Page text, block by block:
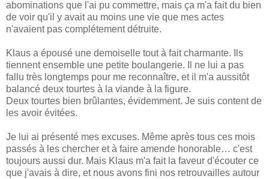
abominations que l'ai pu commettre, mais ça m'a fait du bien
de voir qu'il y avait au moins une vie que mes actes
n'avaient pas complétement détruite.
Klaus a épousé une demoiselle tout à fait charmante. Ils
tiennent ensemble une petite boulangerie. Il ne lui a pas
fallu très longtemps pour me reconnaître, et il m'a aussitôt
balancé deux tourtes à la viande à la figure.
Deux tourtes bien brûlantes, évidemment. Je suis content de
les avoir évitées.
Je lui ai présenté mes excuses. Même après tous ces mois
passés à les chercher et à faire amende honorable… c'est
toujours aussi dur. Mais Klaus m'a fait la faveur d'écouter ce
que j'avais à dire, et nous avons fini nos retrouvailles autour